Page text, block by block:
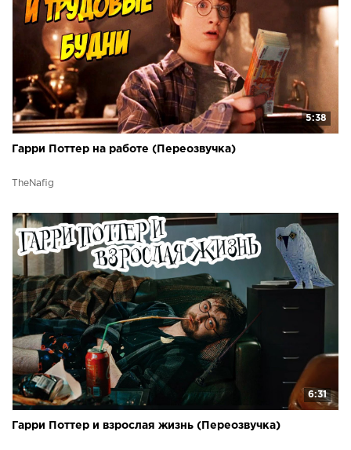
5:38
Гарри Поттер на работе (Переозвучка)
TheNafig
6:31
Гарри Поттер и взрослая жизнь (Переозвучка)